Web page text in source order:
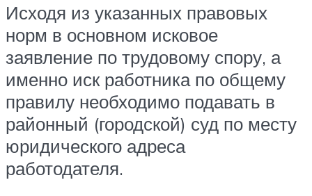
Исходя из указанных правовых
норм в основном исковое
заявление по трудовому спору, а
именно иск работника по общему
правилу необходимо подавать в
районный (городской) суд по месту
юридического адреса
работодателя.